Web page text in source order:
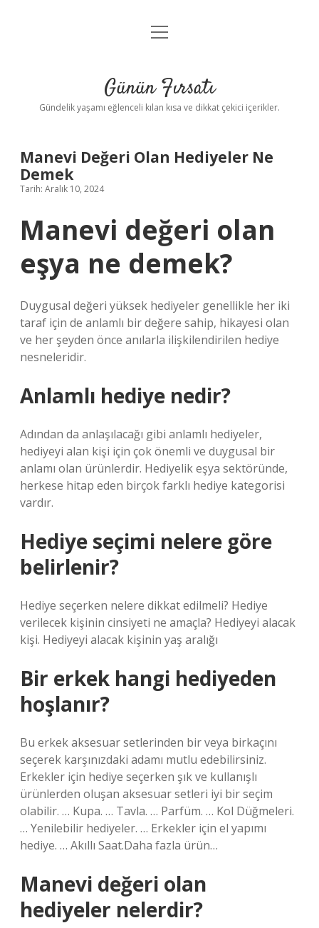
Anasayfa
Yasal Uyarı
menüyü
Günün Fırsatı
Gündelik yaşamı eğlenceli kılan kısa ve dikkat çekici içerikler.
Manevi Değeri Olan Hediyeler Ne
Demek
Tarih: Aralık 10, 2024
Manevi değeri olan
eşya ne demek?
Duygusal değeri yüksek hediyeler genellikle her iki
taraf için de anlamlı bir değere sahip, hikayesi olan
ve her şeyden önce anılarla ilişkilendirilen hediye
nesneleridir.
Anlamlı hediye nedir?
Adından da anlaşılacağı gibi anlamlı hediyeler,
hediyeyi alan kişi için çok önemli ve duygusal bir
anlamı olan ürünlerdir. Hediyelik eşya sektöründe,
herkese hitap eden birçok farklı hediye kategorisi
vardır.
Hediye seçimi nelere göre
belirlenir?
Hediye seçerken nelere dikkat edilmeli? Hediye
verilecek kişinin cinsiyeti ne amaçla? Hediyeyi alacak
kişi. Hediyeyi alacak kişinin yaş aralığı
Bir erkek hangi hediyeden
hoşlanır?
Bu erkek aksesuar setlerinden bir veya birkaçını
seçerek karşınızdaki adamı mutlu edebilirsiniz.
Erkekler için hediye seçerken şık ve kullanışlı
ürünlerden oluşan aksesuar setleri iyi bir seçim
olabilir. … Kupa. … Tavla. … Parfüm. … Kol Düğmeleri.
… Yenilebilir hediyeler. … Erkekler için el yapımı
hediye. … Akıllı Saat.Daha fazla ürün…
Manevi değeri olan
hediyeler nelerdir?